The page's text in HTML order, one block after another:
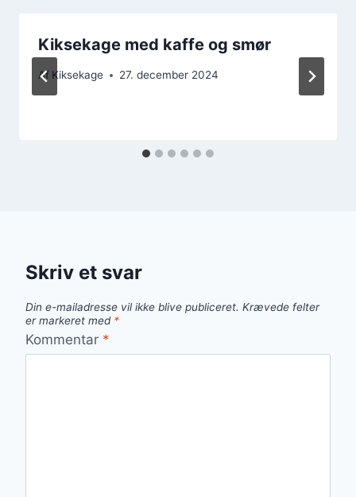
Kiksekage med kaffe og smør
Af Kiksekage 27. december 2024
Skriv et svar
Din e-mailadresse vil ikke blive publiceret. Krævede felter
er markeret med *
Kommentar *